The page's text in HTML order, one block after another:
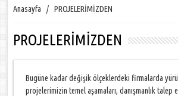
Anasayfa / PROJELERİMİZDEN
PROJELERİMİZDEN
Bugüne kadar değişik ölçeklerdeki firmalarda
projelerimizin temel aşamaları, danışmanlık talep